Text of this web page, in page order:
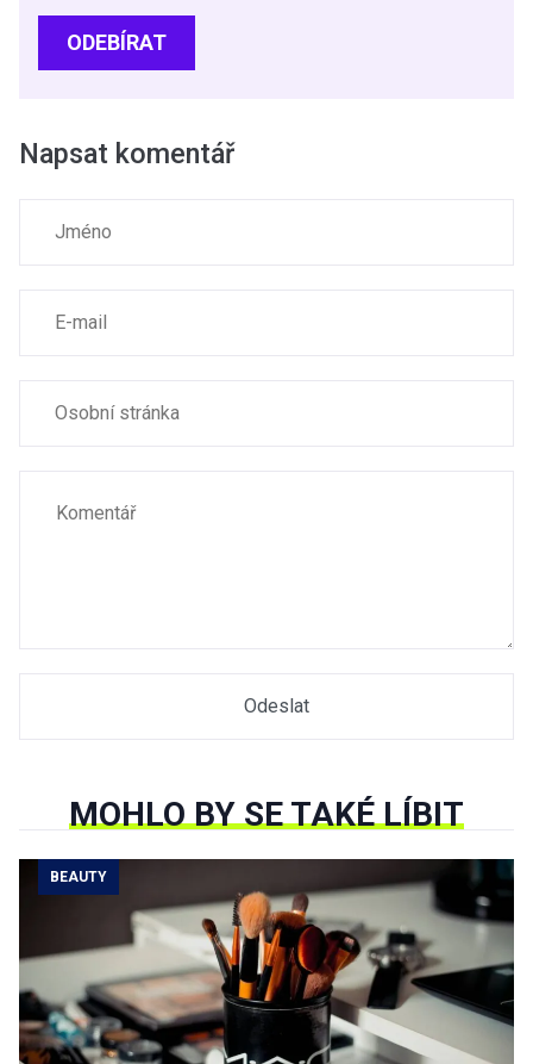
ODEBÍRAT
Napsat komentář
MOHLO BY SE TAKÉ LÍBIT
BEAUTY